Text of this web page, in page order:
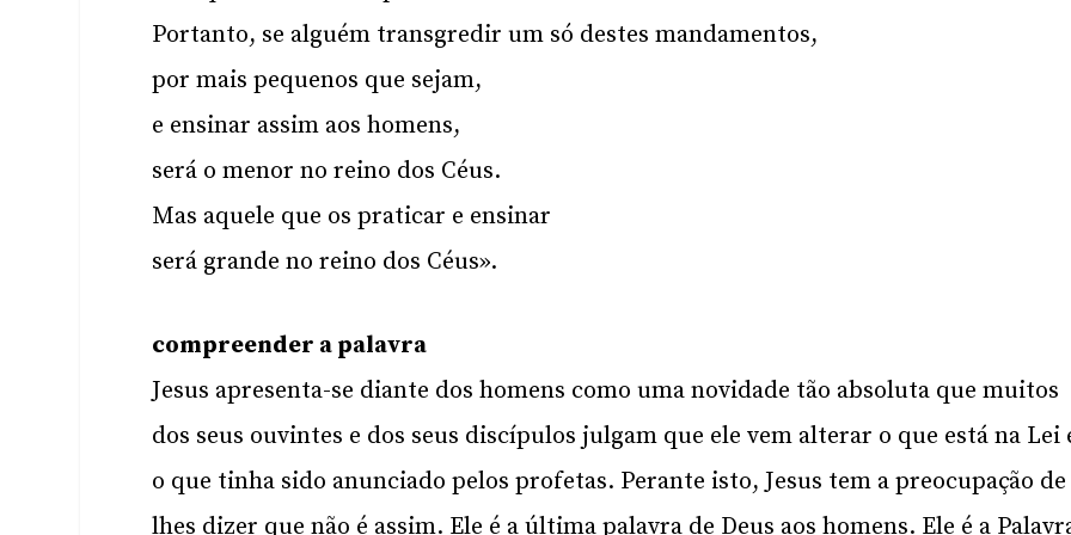
Portanto, se alguém transgredir um só destes mandamentos,
por mais pequenos que sejam,
e ensinar assim aos homens,
será o menor no reino dos Céus.
Mas aquele que os praticar e ensinar
será grande no reino dos Céus».
compreender a palavra
Jesus apresenta-se diante dos homens como uma novidade tão absoluta que muitos
dos seus ouvintes e dos seus discípulos julgam que ele vem alterar o que está na Lei
o que tinha sido anunciado pelos profetas. Perante isto, Jesus tem a preocupação de
lhes dizer que não é assim. Ele é a última palavra de Deus aos homens. Ele é a